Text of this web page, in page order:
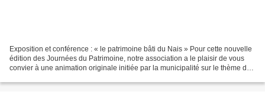
Exposition et conférence : « le patrimoine bâti du Nais » Pour cette nouvelle
édition des Journées du Patrimoine, notre association a le plaisir de vous
convier à une animation originale initiée par la municipalité sur le thème de